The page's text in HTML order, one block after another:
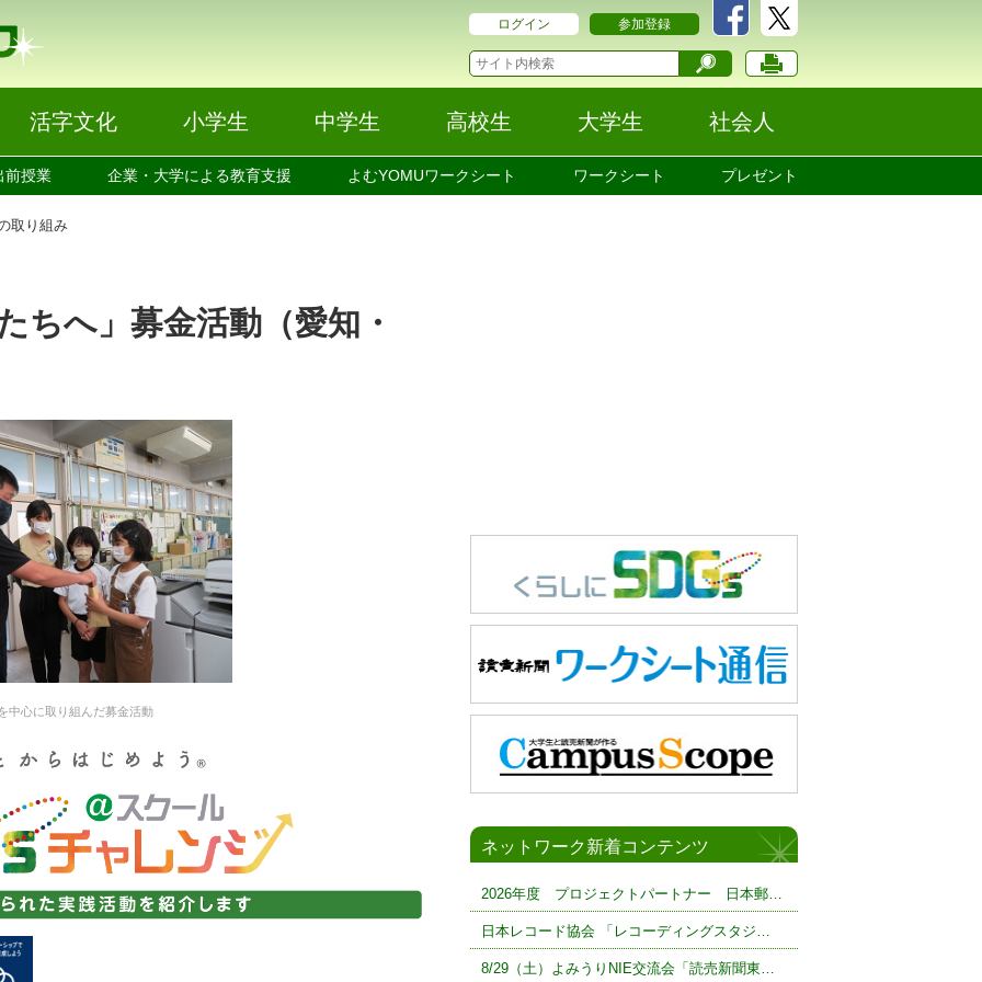
ログイン 参加登録
活字文化 小学生 中学生 高校生 大学生 社会人
前授業 企業・大学による教育支援 よむYOMUワークシート ワークシート プレゼント
取り組み
ちへ」募金活動（愛知・
中心に取り組んだ募金活動
ネットワーク新着コンテンツ
2026年度 プロジェクトパートナー 日本郵…
日本レコード協会 「レコーディングスタジ…
8/29（土）よみうりNIE交流会「読売新聞東…